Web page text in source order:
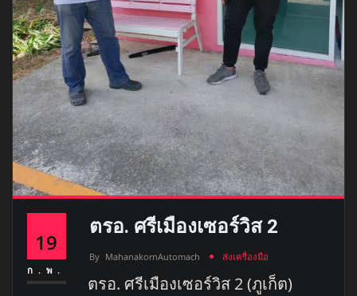
19
ก.พ.
ตรอ. ศรีเมืองเซอร์วิส 2
By MahanakornAutomach ส่งเครื่องมือ
ตรอ. ศรีเมืองเซอร์วิส 2 (ภูเก็ต)